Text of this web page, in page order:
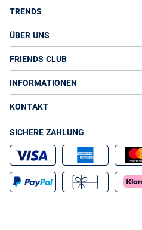
TRENDS
ÜBER UNS
FRIENDS CLUB
INFORMATIONEN
KONTAKT
SICHERE ZAHLUNG